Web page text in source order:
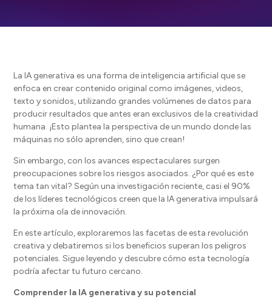
La IA generativa es una forma de inteligencia artificial que se
enfoca en crear contenido original como imágenes, videos,
texto y sonidos, utilizando grandes volúmenes de datos para
producir resultados que antes eran exclusivos de la creatividad
humana. ¡Esto plantea la perspectiva de un mundo donde las
máquinas no sólo aprenden, sino que crean!
Sin embargo, con los avances espectaculares surgen
preocupaciones sobre los riesgos asociados. ¿Por qué es este
tema tan vital? Según una investigación reciente, casi el 90%
de los líderes tecnológicos creen que la IA generativa impulsará
la próxima ola de innovación.
En este artículo, exploraremos las facetas de esta revolución
creativa y debatiremos si los beneficios superan los peligros
potenciales. Sigue leyendo y descubre cómo esta tecnología
podría afectar tu futuro cercano.
Comprender la IA generativa y su potencial